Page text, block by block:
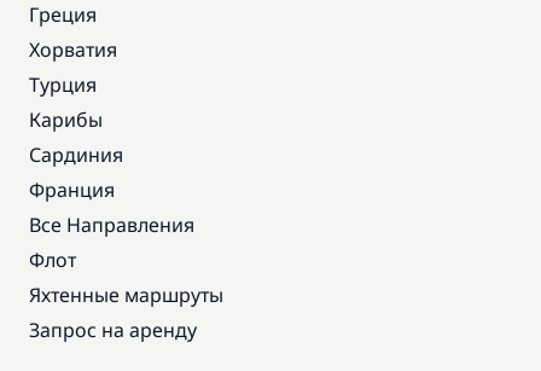
Греция
Хорватия
Турция
Карибы
Сардиния
Франция
Все Направления
Флот
Яхтенные маршруты
Запрос на аренду